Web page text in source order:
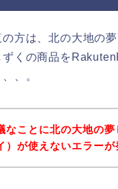
方は、北の大地の
くの商品を
、。
なことに北の大地の
）が使えないエラーが